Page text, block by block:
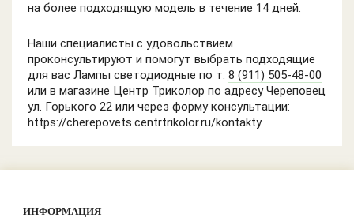
на более подходящую модель в течение 14 дней.
Наши специалисты с удовольствием
проконсультируют и помогут выбрать подходящие
для вас Лампы светодиодные по т. 8 (911) 505-48-00
или в магазине Центр Триколор по адресу Череповец
ул. Горького 22 или через форму консультации:
https://cherepovets.centrtrikolor.ru/kontakty
ИНФОРМАЦИЯ